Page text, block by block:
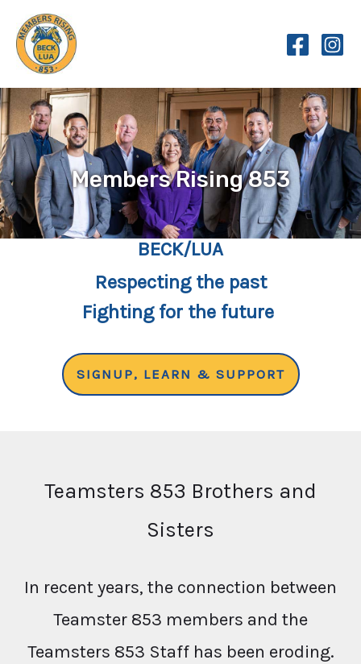
content
Members Rising 853
BECK/LUA
Respecting the past
Fighting for the future
SIGNUP, LEARN & SUPPORT
Teamsters 853 Brothers and
Sisters
In recent years, the connection between
Teamster 853 members and the
Teamsters 853 Staff has been eroding.